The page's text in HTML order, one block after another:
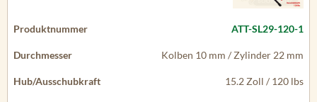
ATT-SL29-120-1
Kolben 10 mm / Zylinder 22 mm
15.2 Zoll / 120 lbs